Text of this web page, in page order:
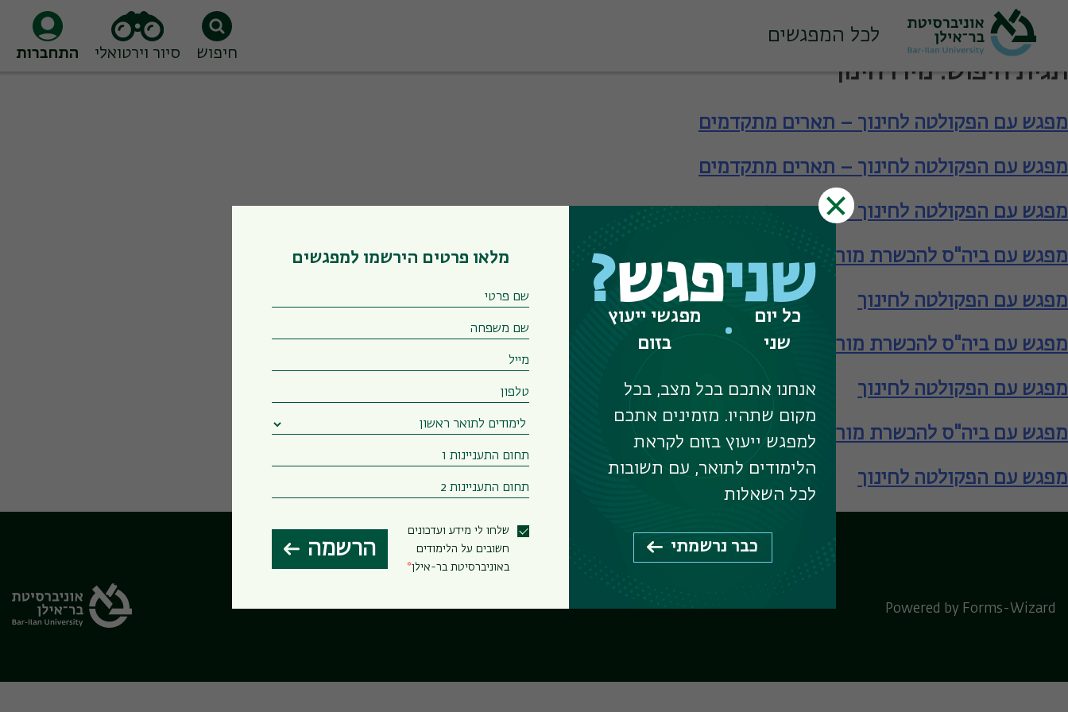
to
לכל המפגשים
חיפוש סיור וירטואלי התחברות
תגית חיפוש: נוירו חינוך
מפגש עם הפקולטה לחינוך – תארים מתקדמים
מפגש עם הפקולטה לחינוך – תארים מתקדמים
מפגש עם הפקולטה לחינוך – תארים מתקדמים
מפגש עם ביה"ס להכשרת מורים – תעודת הוראה
מפגש עם הפקולטה לחינוך
מפגש עם ביה"ס להכשרת מורים – תעודת הוראה
מפגש עם הפקולטה לחינוך
מפגש עם ביה"ס להכשרת מורים – תעודת הוראה
מפגש עם הפקולטה לחינוך
לוח המפגשים המרכזי הבחירות שלי
Powered by Forms-Wizard
שניפגש?
כל יום
שני
מפגשי ייעוץ
בזום
אנחנו אתכם בכל מצב, בכל
מקום שתהיו. מזמינים אתכם
למפגש ייעוץ בזום לקראת
הלימודים לתואר, עם תשובות
לכל השאלות
כבר נרשמתי
מלאו פרטים הירשמו למפגשים
שלחו לי מידע ועדכונים
חשובים על הלימודים
באוניברסיטת בר-אילן
הרשמה